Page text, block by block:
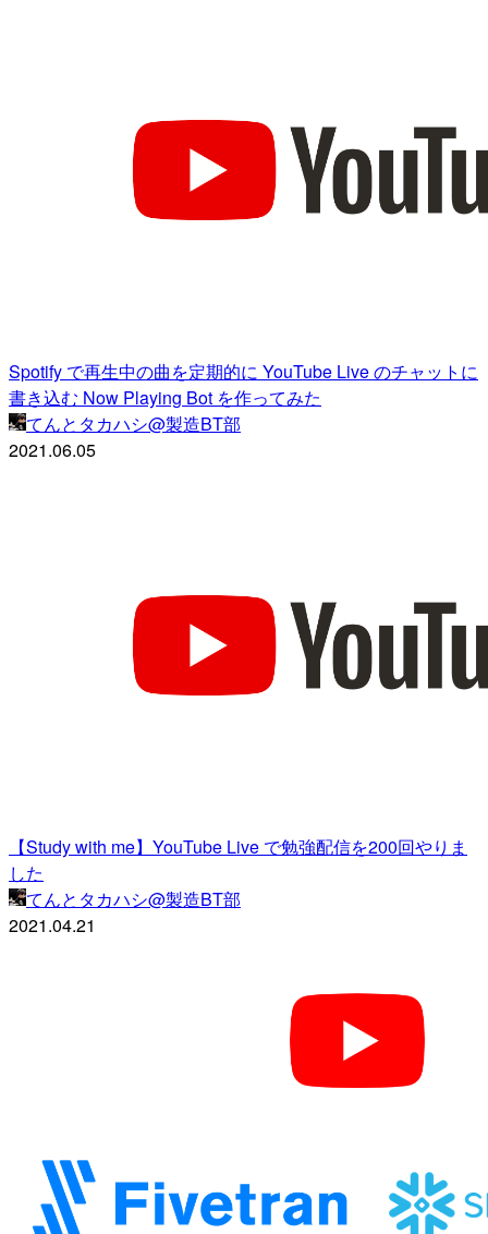
Spotify で再生中の曲を定期的に YouTube Live のチャットに
書き込む Now Playing Bot を作ってみた
てんとタカハシ@製造BT部
2021.06.05
【Study with me】YouTube Live で勉強配信を200回やりま
した
てんとタカハシ@製造BT部
2021.04.21